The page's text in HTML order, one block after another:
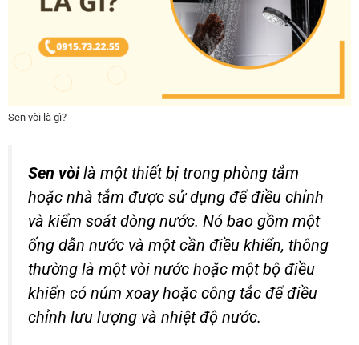
Sen vòi là gì?
Sen vòilà một thiết bị trong phòng tắm
hoặc nhà tắm được sử dụng để điều chỉnh
và kiểm soát dòng nước. Nó bao gồm một
ống dẫn nước và một cần điều khiển, thông
thường là một vòi nước hoặc một bộ điều
khiển có núm xoay hoặc công tắc để điều
chỉnh lưu lượng và nhiệt độ nước.